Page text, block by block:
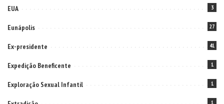
EUA 3
Eunápolis 27
Ex-presidente 41
Expedição Beneficente 1
Exploração Sexual Infantil 1
1